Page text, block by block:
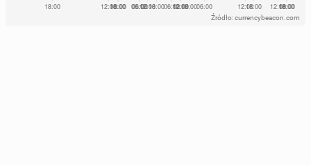
Źródło: currencybeacon.com